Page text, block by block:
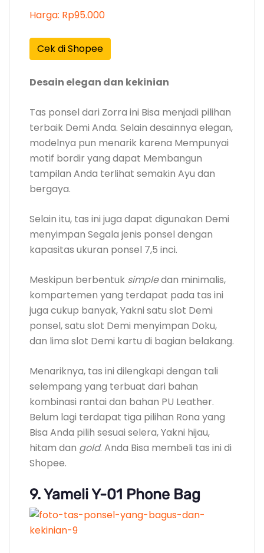
Harga: Rp95.000
Cek di Shopee
Desain elegan dan kekinian
Tas ponsel dari Zorra ini Bisa menjadi pilihan
terbaik Demi Anda. Selain desainnya elegan,
modelnya pun menarik karena Mempunyai
motif bordir yang dapat Membangun
tampilan Anda terlihat semakin Ayu dan
bergaya.
Selain itu, tas ini juga dapat digunakan Demi
menyimpan Segala jenis ponsel dengan
kapasitas ukuran ponsel 7,5 inci.
Meskipun berbentuk simpledan minimalis,
kompartemen yang terdapat pada tas ini
juga cukup banyak, Yakni satu slot Demi
ponsel, satu slot Demi menyimpan Doku,
dan lima slot Demi kartu di bagian belakang.
Menariknya, tas ini dilengkapi dengan tali
selempang yang terbuat dari bahan
kombinasi rantai dan bahan PU Leather.
Belum lagi terdapat tiga pilihan Rona yang
Bisa Anda pilih sesuai selera, Yakni hijau,
hitam dan gold. Anda Bisa membeli tas ini di
Shopee.
9. Yameli Y-01 Phone Bag